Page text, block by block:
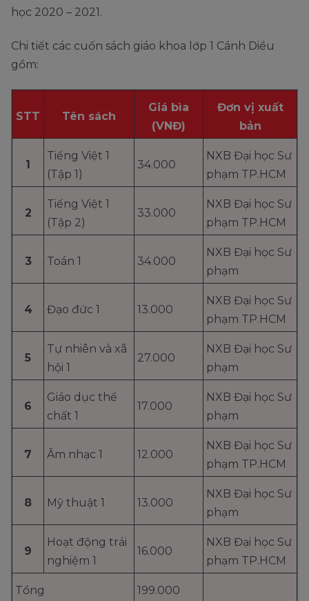
học 2020 – 2021.
Chi tiết các cuốn sách giáo khoa lớp 1 Cánh Diều
gồm:
STT Tên sách
Giá bìa
(VNĐ)
Đơn vị xuất
bản
1
Tiếng Việt 1
(Tập 1)
34.000
NXB Đại học Sư
phạm TP.HCM
2
Tiếng Việt 1
(Tập 2)
33.000
NXB Đại học Sư
phạm TP.HCM
3 Toán 1 34.000
NXB Đại học Sư
phạm
4 Đạo đức 1 13.000
NXB Đại học Sư
phạm TP.HCM
5
Tự nhiên và xã
hội 1
27.000
NXB Đại học Sư
phạm
6
Giáo dục thể
chất 1
17.000
NXB Đại học Sư
phạm
7 Âm nhạc 1 12.000
NXB Đại học Sư
phạm TP.HCM
8 Mỹ thuật 1 13.000
NXB Đại học Sư
phạm
9
Hoạt động trải
nghiệm 1
16.000
NXB Đại học Sư
phạm TP.HCM
Tổng 199.000